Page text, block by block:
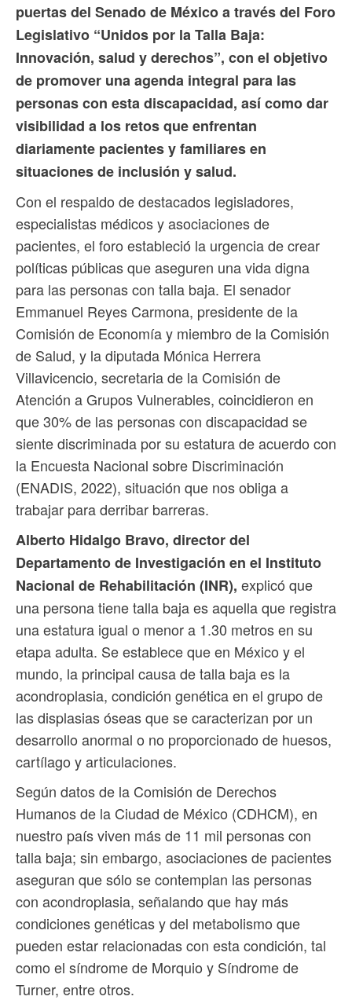
puertas del Senado de México a través del Foro
Legislativo “Unidos por la Talla Baja:
Innovación, salud y derechos”, con el objetivo
de promover una agenda integral para las
personas con esta discapacidad, así como dar
visibilidad a los retos que enfrentan
diariamente pacientes y familiares en
situaciones de inclusión y salud.
Con el respaldo de destacados legisladores,
especialistas médicos y asociaciones de
pacientes, el foro estableció la urgencia de crear
políticas públicas que aseguren una vida digna
para las personas con talla baja. El senador
Emmanuel Reyes Carmona, presidente de la
Comisión de Economía y miembro de la Comisión
de Salud, y la diputada Mónica Herrera
Villavicencio, secretaria de la Comisión de
Atención a Grupos Vulnerables, coincidieron en
que 30% de las personas con discapacidad se
siente discriminada por su estatura de acuerdo con
la Encuesta Nacional sobre Discriminación
(ENADIS, 2022), situación que nos obliga a
trabajar para derribar barreras.
Alberto Hidalgo Bravo, director del
Departamento de Investigación en el Instituto
Nacional de Rehabilitación (INR), explicó que
una persona tiene talla baja es aquella que registra
una estatura igual o menor a 1.30 metros en su
etapa adulta. Se establece que en México y el
mundo, la principal causa de talla baja es la
acondroplasia, condición genética en el grupo de
las displasias óseas que se caracterizan por un
desarrollo anormal o no proporcionado de huesos,
cartílago y articulaciones.
Según datos de la Comisión de Derechos
Humanos de la Ciudad de México (CDHCM), en
nuestro país viven más de 11 mil personas con
talla baja; sin embargo, asociaciones de pacientes
aseguran que sólo se contemplan las personas
con acondroplasia, señalando que hay más
condiciones genéticas y del metabolismo que
pueden estar relacionadas con esta condición, tal
como el síndrome de Morquio y Síndrome de
Turner, entre otros.